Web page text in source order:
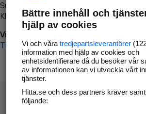
Surfa till
Klicka påTillbaka-knappen i webbläsaren
Vi beklagar besväret!
Till startsidan
Bättre innehåll och
hjälp av cookies
Vi och våra tredjepartsleverantörer
information med hjälp av cookies och
enhetsidentifierare då du besöker vår
av informationen kan vi utveckla vårt
tjänster.
Hitta.se och dess partners kräver
följande: